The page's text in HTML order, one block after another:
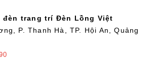
đèn trang trí Đèn Lồng Việt
P. Thanh Hà, TP. Hội An, Quảng